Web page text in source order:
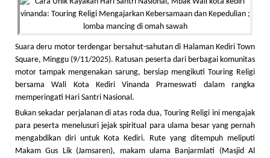
Suara deru motor terdengar bersahut-sahutan di Halaman Kediri Town
Square, Minggu (9/11/2025). Ratusan peserta dari berbagai komunitas
motor tampak mengenakan sarung, bersiap mengikuti Touring Religi
bersama Wali Kota Kediri Vinanda Prameswati dalam rangka
memperingati Hari Santri Nasional.
Bukan sekadar perjalanan di atas roda dua, Touring Religi ini mengajak
para peserta menelusuri jejak spiritual para ulama besar yang pernah
mengabdikan diri untuk Kota Kediri. Rute yang ditempuh meliputi
Makam Gus Lik (Jamsaren), makam ulama Banjarmlati (Masjid Al